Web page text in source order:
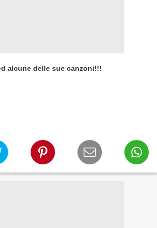
alcune delle sue canzoni!!!